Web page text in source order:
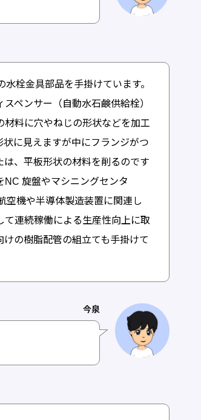
栓金具部品を手掛けています。
ペンサー（自動水石鹸供給栓）
料に穴やねじの形状などを加工
に見えますが中にフランジがつ
、平板形状の材料を削るのです
NC 旋盤やマシニングセンタ
空機や半導体製造装置に関連し
て連続稼働による生産性向上に取
の樹脂配管の組立ても手掛けて
今泉